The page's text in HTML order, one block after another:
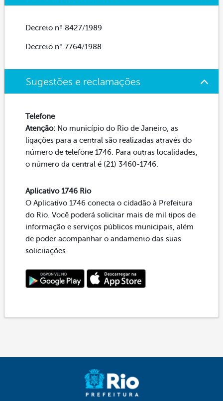
Decreto nº 8427/1989
Decreto nº 7764/1988
Sugestões e reclamações
Telefone
Atenção: No município do Rio de Janeiro, as
ligações para a central são realizadas através do
número de telefone 1746. Para outras localidades,
o número da central é (21) 3460-1746.
Aplicativo 1746 Rio
O Aplicativo 1746 conecta o cidadão à Prefeitura
do Rio. Você poderá solicitar mais de mil tipos de
informação e serviços públicos municipais, além
de poder acompanhar o andamento das suas
solicitações.